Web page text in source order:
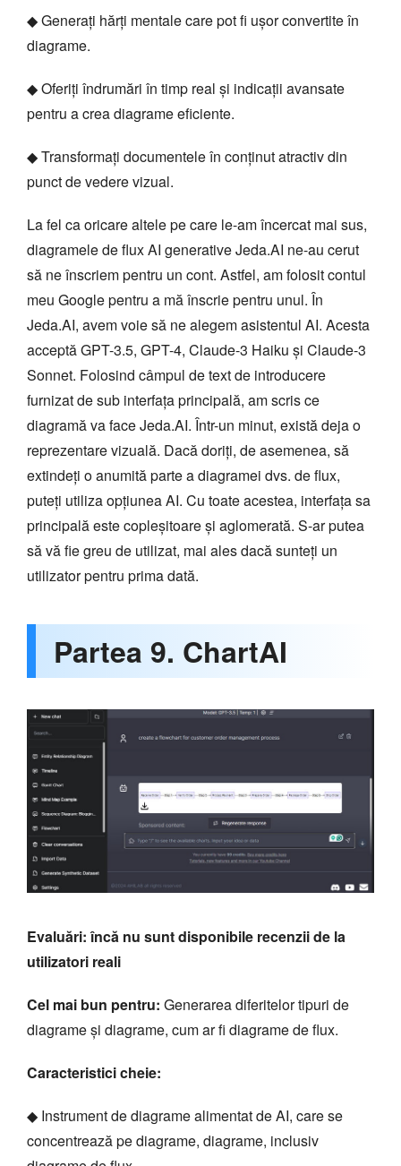
◆ Generați hărți mentale care pot fi ușor convertite în
diagrame.
◆ Oferiți îndrumări în timp real și indicații avansate
pentru a crea diagrame eficiente.
◆ Transformați documentele în conținut atractiv din
punct de vedere vizual.
La fel ca oricare altele pe care le-am încercat mai sus,
diagramele de flux AI generative Jeda.AI ne-au cerut
să ne înscriem pentru un cont. Astfel, am folosit contul
meu Google pentru a mă înscrie pentru unul. În
Jeda.AI, avem voie să ne alegem asistentul AI. Acesta
acceptă GPT-3.5, GPT-4, Claude-3 Haiku și Claude-3
Sonnet. Folosind câmpul de text de introducere
furnizat de sub interfața principală, am scris ce
diagramă va face Jeda.AI. Într-un minut, există deja o
reprezentare vizuală. Dacă doriți, de asemenea, să
extindeți o anumită parte a diagramei dvs. de flux,
puteți utiliza opțiunea AI. Cu toate acestea, interfața sa
principală este copleșitoare și aglomerată. S-ar putea
să vă fie greu de utilizat, mai ales dacă sunteți un
utilizator pentru prima dată.
Partea 9. ChartAI
Evaluări: încă nu sunt disponibile recenzii de la
utilizatori reali
Cel mai bun pentru: Generarea diferitelor tipuri de
diagrame și diagrame, cum ar fi diagrame de flux.
Caracteristici cheie:
◆ Instrument de diagrame alimentat de AI, care se
concentrează pe diagrame, diagrame, inclusiv